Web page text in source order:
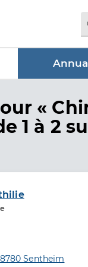
«
1 à 2
de santé
Sentheim